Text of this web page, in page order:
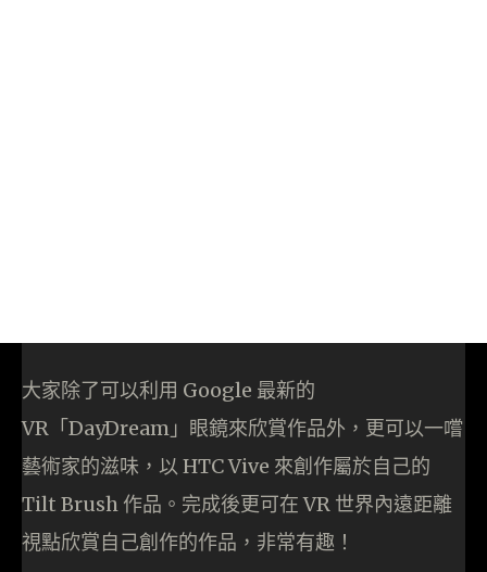
大家除了可以利用 Google 最新的
VR「DayDream」眼鏡來欣賞作品外，更可以一嚐
藝術家的滋味，以 HTC Vive 來創作屬於自己的
Tilt Brush 作品。完成後更可在 VR 世界內遠距離
視點欣賞自己創作的作品，非常有趣！